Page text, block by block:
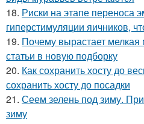
18. Риски на этапе переноса
гиперстимуляции яичников,
19. Почему вырастает
статьи в новую подборку
20. Как сохранить хосту до
сохранить хосту до посадки
21. Сеем зелень под зиму.
зиму